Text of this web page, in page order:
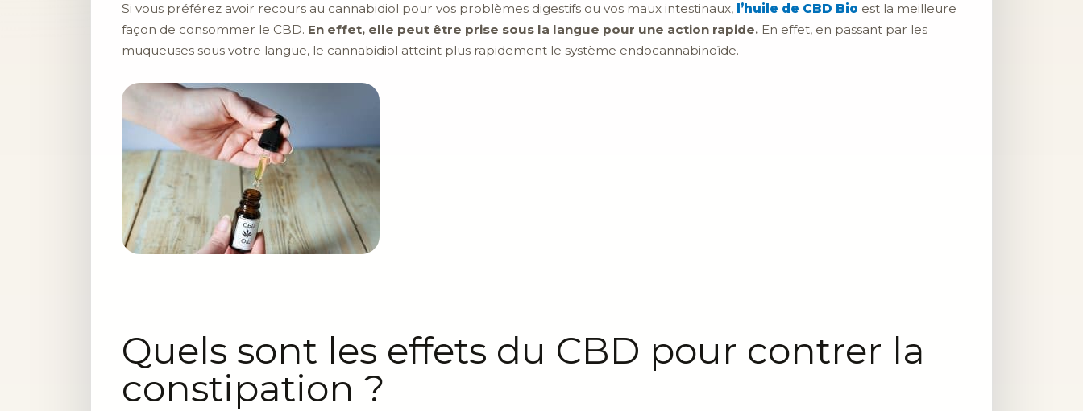
Si vous préférez avoir recours au cannabidiol pour vos problèmes digestifs ou vos maux intestinaux, l’huile de CBD Bio est la meilleure
façon de consommer le CBD. En effet, elle peut être prise sous la langue pour une action rapide. En effet, en passant par les
muqueuses sous votre langue, le cannabidiol atteint plus rapidement le système endocannabinoïde.
Quels sont les effets du CBD pour contrer la
constipation ?